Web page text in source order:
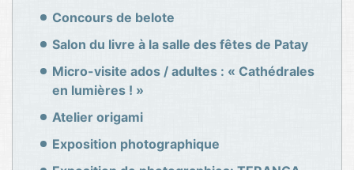
Concours de belote
Salon du livre à la salle des fêtes de Patay
Micro-visite ados / adultes : « Cathédrales
en lumières ! »
Atelier origami
Exposition photographique